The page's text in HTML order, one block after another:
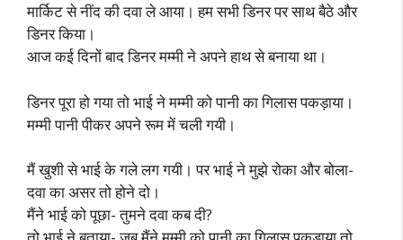
मार्किट से नींद की दवा ले आया। हम सभी डिनर पर साथ बैठे और
डिनर किया।
आज कई दिनों बाद डिनर मम्मी ने अपने हाथ से बनाया था।
डिनर पूरा हो गया तो भाई ने मम्मी को पानी का गिलास पकड़ाया।
मम्मी पानी पीकर अपने रूम में चली गयी।
मैं खुशी से भाई के गले लग गयी। पर भाई ने मुझे रोका और बोला-
दवा का असर तो होने दो।
मैंने भाई को पूछा- तुमने दवा कब दी?